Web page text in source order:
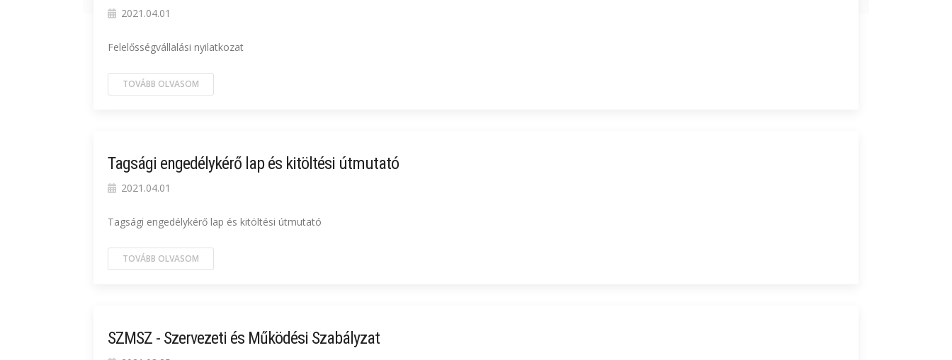
2021.04.01
Felelősségvállalási nyilatkozat
TOVÁBB OLVASOM
Tagsági engedélykérő lap és kitöltési útmutató
2021.04.01
Tagsági engedélykérő lap és kitöltési útmutató
TOVÁBB OLVASOM
SZMSZ - Szervezeti és Működési Szabályzat